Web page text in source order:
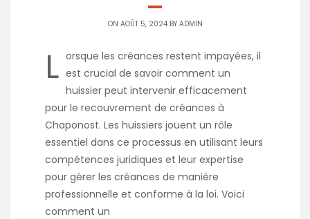
ON AOÛT 5, 2024 BY ADMIN
L orsque les créances restent impayées, il
est crucial de savoir comment un
huissier peut intervenir efficacement
pour le recouvrement de créances à
Chaponost. Les huissiers jouent un rôle
essentiel dans ce processus en utilisant leurs
compétences juridiques et leur expertise
pour gérer les créances de manière
professionnelle et conforme à la loi. Voici
comment un